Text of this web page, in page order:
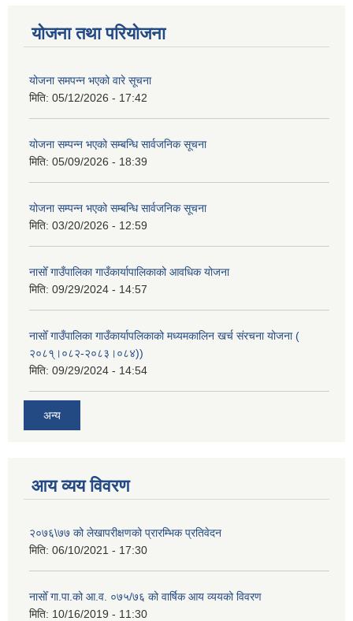
योजना तथा परियोजना
योजना समपन्न भएको वारे सूचना
मिति: 05/12/2026 - 17:42
योजना सम्पन्न भएको सम्बन्धि सार्वजनिक सूचना
मिति: 05/09/2026 - 18:39
योजना सम्पन्न भएको सम्बन्धि सार्वजनिक सूचना
मिति: 03/20/2026 - 12:59
नासोँ गाउँपालिका गाउँकार्यापालिकाको आवधिक योजना
मिति: 09/29/2024 - 14:57
नासोँ गाउँपालिका गाउँकार्यापलिकाको मध्यमकालिन खर्च संरचना योजना (
२०८१्।०८२-२०८३।०८४))
मिति: 09/29/2024 - 14:54
अन्य
आय व्यय विवरण
२०७६\७७ को लेखापरीक्षणको प्रारम्भिक प्रतिवेदन
मिति: 06/10/2021 - 17:30
नासोँ गा.पा.को आ.व. ०७५/७६ को वार्षिक आय व्ययको विवरण
मिति: 10/16/2019 - 11:30